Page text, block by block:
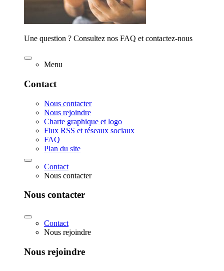
Une question ? Consultez nos FAQ et contactez-nous
Menu
Contact
Nous contacter
Nous rejoindre
Charte graphique et logo
Flux RSS et réseaux sociaux
FAQ
Plan du site
Contact
Nous contacter
Nous contacter
Contact
Nous rejoindre
Nous rejoindre